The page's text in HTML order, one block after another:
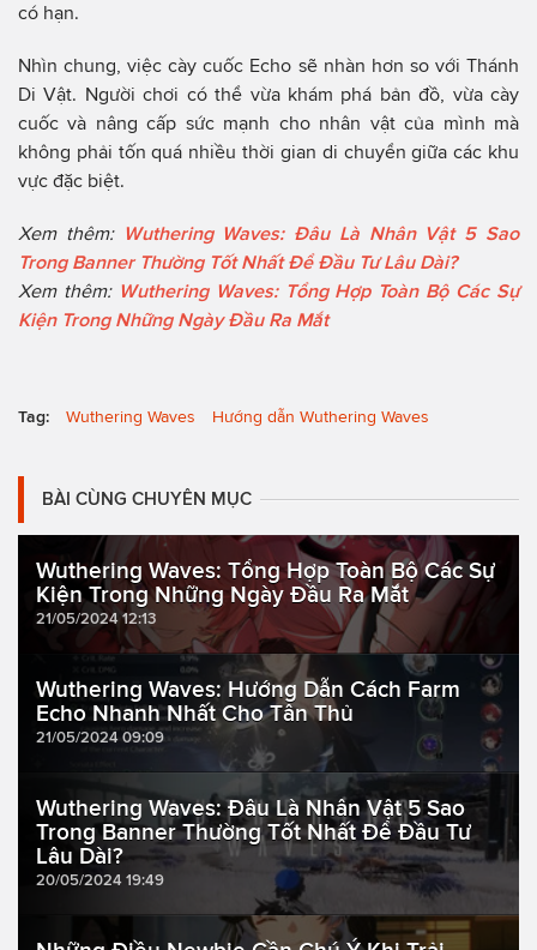
có hạn.
Nhìn chung, việc cày cuốc Echo sẽ nhàn hơn so với Thánh
Di Vật. Người chơi có thể vừa khám phá bản đồ, vừa cày
cuốc và nâng cấp sức mạnh cho nhân vật của mình mà
không phải tốn quá nhiều thời gian di chuyển giữa các khu
vực đặc biệt.
Xem thêm: Wuthering Waves: Đâu Là Nhân Vật 5 Sao
Trong Banner Thường Tốt Nhất Để Đầu Tư Lâu Dài?
Xem thêm: Wuthering Waves: Tổng Hợp Toàn Bộ Các Sự
Kiện Trong Những Ngày Đầu Ra Mắt
Tag: Wuthering Waves Hướng dẫn Wuthering Waves
BÀI CÙNG CHUYÊN MỤC
Wuthering Waves: Tổng Hợp Toàn Bộ Các Sự
Kiện Trong Những Ngày Đầu Ra Mắt
21/05/2024 12:13
Wuthering Waves: Hướng Dẫn Cách Farm
Echo Nhanh Nhất Cho Tân Thủ
21/05/2024 09:09
Wuthering Waves: Đâu Là Nhân Vật 5 Sao
Trong Banner Thường Tốt Nhất Để Đầu Tư
Lâu Dài?
20/05/2024 19:49